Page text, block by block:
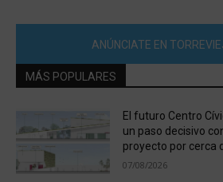
ANÚNCIATE EN
MÁS POPULARES
El futuro Centro
un paso decisivo
proyecto por cerca
07/08/2026